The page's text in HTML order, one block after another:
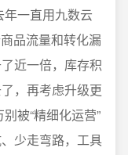
一直用九数云
品流量和转化漏
近一倍，库存积
，再考虑升级更
被“精细化运营”
少走弯路，工具